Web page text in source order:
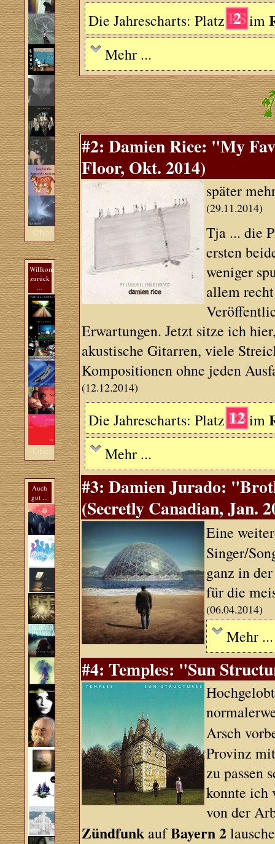
Oben
Willkommen
zurück
...
Oben
Auch
gut ...
Die Jahrescharts: Platz 2 im
Mehr ...
#2: Damien Rice: "My
Floor, Okt. 2014)
später
(29.11.2014)
Tja ... die
ersten
weniger
allem
Erwartungen. Jetzt sitze ich
akustische Gitarren, viele
Kompositionen ohne jeden
(12.12.2014)
Die Jahrescharts: Platz 12 im
Mehr ...
#3: Damien Jurado:
(Secretly Canadian, Jan.
Eine
Singer/
ganz in
für die
(06.04.2014)
Mehr ...
#4: Temples: "Sun
Arsch
Provinz
zu passen
konnte ich
von der
Zündfunk aufBayern 2